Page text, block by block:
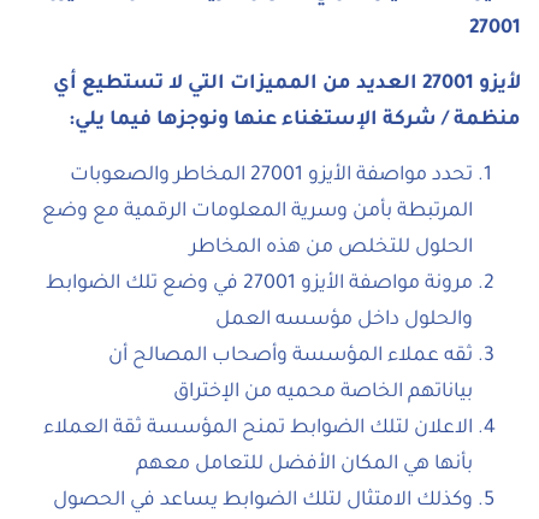
27001
لأيزو 27001 العديد من المميزات التي لا تستطيع أي
منظمة / شركة الإستغناء عنها ونوجزها فيما يلي:
تحدد مواصفة الأيزو 27001 المخاطر والصعوبات
المرتبطة بأمن وسرية المعلومات الرقمية مع وضع
الحلول للتخلص من هذه المخاطر
مرونة مواصفة الأيزو 27001 في وضع تلك الضوابط
والحلول داخل مؤسسه العمل
ثقه عملاء المؤسسة وأصحاب المصالح أن
بياناتهم الخاصة محميه من الإختراق
الاعلان لتلك الضوابط تمنح المؤسسة ثقة العملاء
بأنها هي المكان الأفضل للتعامل معهم
وكذلك الامتثال لتلك الضوابط يساعد في الحصول